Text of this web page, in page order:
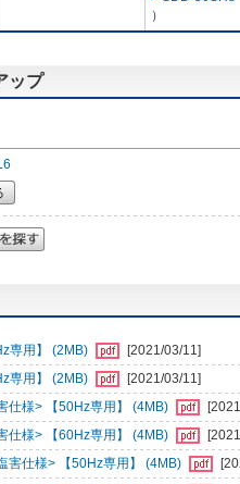
）
ップ
専用】 (2MB)
[2021/03/11]
専用】 (2MB)
[2021/03/11]
仕様> 【50Hz専用】 (4MB)
仕様> 【60Hz専用】 (4MB)
害仕様> 【50Hz専用】 (4MB)